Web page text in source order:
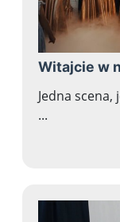
Witajcie w
Jedna
...